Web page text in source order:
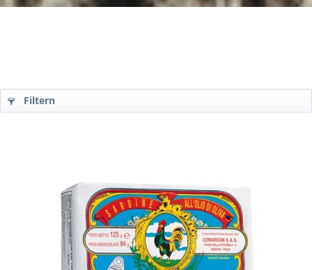
Filtern